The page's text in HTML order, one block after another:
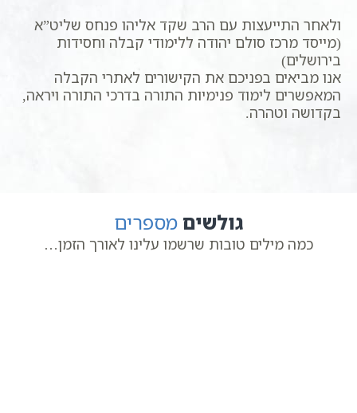
ולאחר התייעצות עם הרב שקד אליהו פנחס שליט”א
(מייסד מרכז סולם יהודה ללימודי קבלה וחסידות
בירושלים)
אנו מביאים בפניכם את הקישורים לאתרי הקבלה
המאפשרים לימוד פנימיות התורה בדרכי התורה ויראה,
בקדושה וטהרה.
גולשיםמספרים
כמה מילים טובות שרשמו עלינו לאורך הזמן…